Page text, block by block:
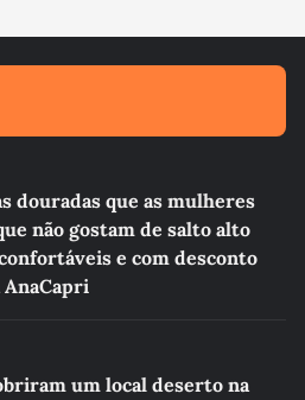
douradas que as mulheres
não gostam de salto alto
e com desconto
um local deserto na